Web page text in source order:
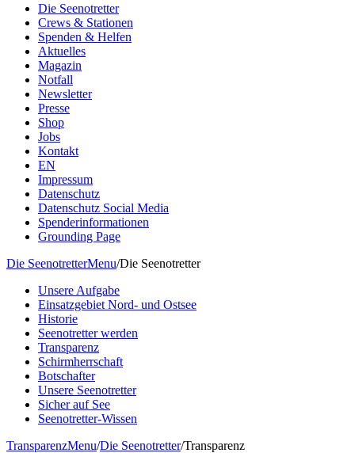
Die Seenotretter
Crews & Stationen
Spenden & Helfen
Aktuelles
Magazin
Notfall
Newsletter
Presse
Shop
Jobs
Kontakt
EN
Impressum
Datenschutz
Datenschutz Social Media
Spenderinformationen
Grounding Page
Die SeenotretterMenu/Die Seenotretter
Unsere Aufgabe
Einsatzgebiet Nord- und Ostsee
Historie
Seenotretter werden
Transparenz
Schirmherrschaft
Botschafter
Unsere Seenotretter
Sicher auf See
Seenotretter-Wissen
TransparenzMenu/Die Seenotretter/Transparenz